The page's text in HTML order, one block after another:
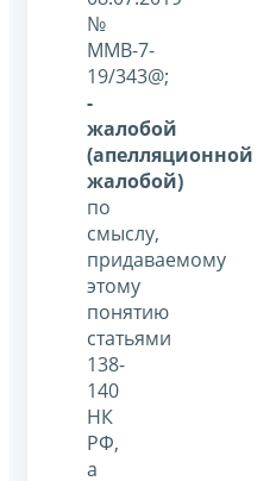
№
ММВ-7-
19/343@;
-
жалобой
(апелляционной
жалобой)
по
смыслу,
придаваемому
этому
понятию
статьями
138-
140
НК
РФ,
а